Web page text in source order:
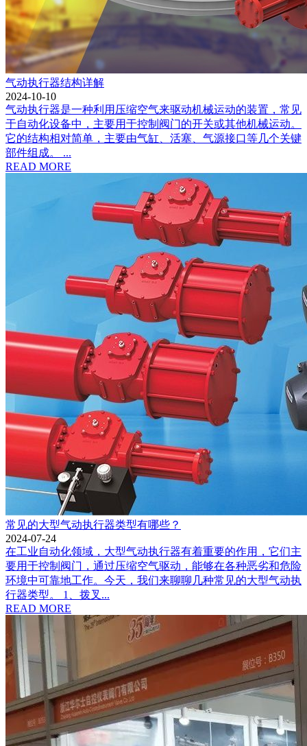
气动执行器结构详解
2024-10-10
气动执行器是一种利用压缩空气来驱动机械运动的装置，常见
于自动化设备中，主要用于控制阀门的开关或其他机械运动。
它的结构相对简单，主要由气缸、活塞、气源接口等几个关键
部件组成。 ...
READ MORE
常见的大型气动执行器类型有哪些？
2024-07-24
在工业自动化领域，大型气动执行器有着重要的作用，它们主
要用于控制阀门，通过压缩空气驱动，能够在各种恶劣和危险
环境中可靠地工作。今天，我们来聊聊几种常见的大型气动执
行器类型。 1、拨叉...
READ MORE